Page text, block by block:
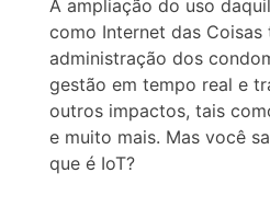
A ampliação do uso
como Internet das Coisas
administração dos
gestão em tempo real e
outros impactos, tais
e muito mais. Mas você
que é IoT?